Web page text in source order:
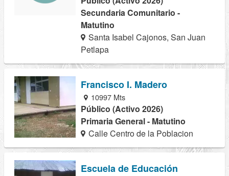
Secundaria Comunitario -
Matutino
Santa Isabel Cajonos, San Juan
Petlapa
Francisco I. Madero
10997 Mts
Público (Activo 2026)
Primaria General - Matutino
Calle Centro de la Poblacion
Escuela de Educación